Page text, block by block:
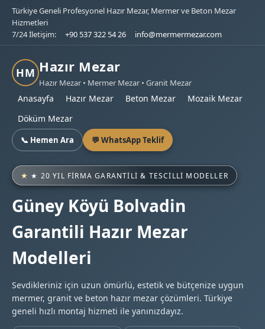
Türkiye Geneli Profesyonel Hazır Mezar, Mermer ve Beton Mezar
Hizmetleri
7/24 İletişim:
+90 537 322 54 26 info@mermermezar.com
HM Hazır Mezar
Hazır Mezar • Mermer Mezar • Granit Mezar
Anasayfa Hazır Mezar Beton Mezar
Mozaik Mezar
Döküm Mezar
📞 Hemen Ara 💬 WhatsApp Teklif
★ 20 YIL FIRMA GARANTILI & TESCILLI MODELLER
Güney Köyü Bolvadin
Garantili Hazır Mezar
Modelleri
Sevdikleriniz için uzun ömürlü, estetik ve bütçenize uygun
mermer, granit ve beton hazır mezar çözümleri. Türkiye
geneli hızlı montaj hizmeti ile yanınızdayız.